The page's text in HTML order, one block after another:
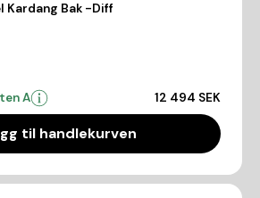
Kardang Bak -Diff
A 12 494 SEK
til handlekurven